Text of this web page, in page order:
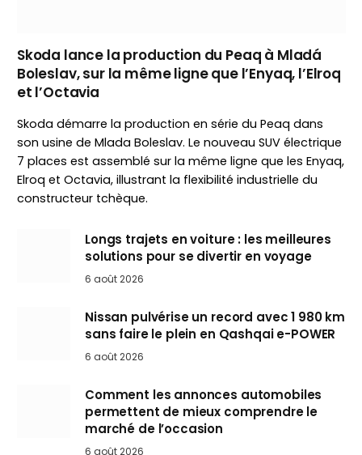
Skoda lance la production du Peaq à Mladá
Boleslav, sur la même ligne que l’Enyaq, l’Elroq
et l’Octavia
Skoda démarre la production en série du Peaq dans
son usine de Mlada Boleslav. Le nouveau SUV électrique
7 places est assemblé sur la même ligne que les Enyaq,
Elroq et Octavia, illustrant la flexibilité industrielle du
constructeur tchèque.
Longs trajets en voiture : les meilleures
solutions pour se divertir en voyage
6 août 2026
Nissan pulvérise un record avec 1 980 km
sans faire le plein en Qashqai e-POWER
6 août 2026
Comment les annonces automobiles
permettent de mieux comprendre le
marché de l’occasion
6 août 2026